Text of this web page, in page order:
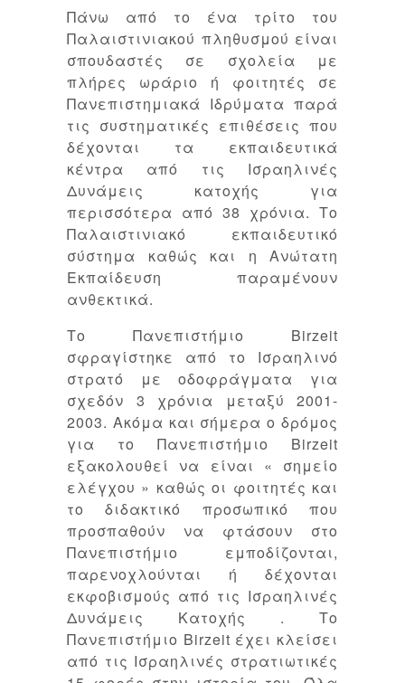
Πάνω από το ένα τρίτο του
Παλαιστινιακού πληθυσμού είναι
σπουδαστές σε σχολεία με
πλήρες ωράριο ή φοιτητές σε
Πανεπιστημιακά Ιδρύματα παρά
τις συστηματικές επιθέσεις που
δέχονται τα εκπαιδευτικά
κέντρα από τις Ισραηλινές
Δυνάμεις κατοχής για
περισσότερα από 38 χρόνια. Το
Παλαιστινιακό εκπαιδευτικό
σύστημα καθώς και η Ανώτατη
Εκπαίδευση παραμένουν
ανθεκτικά.
Το Πανεπιστήμιο Birzeit
σφραγίστηκε από το Ισραηλινό
στρατό με οδοφράγματα για
σχεδόν 3 χρόνια μεταξύ 2001-
2003. Ακόμα και σήμερα ο δρόμος
για το Πανεπιστήμιο Birzeit
εξακολουθεί να είναι « σημείο
ελέγχου » καθώς οι φοιτητές και
το διδακτικό προσωπικό που
προσπαθούν να φτάσουν στο
Πανεπιστήμιο εμποδίζονται,
παρενοχλούνται ή δέχονται
εκφοβισμούς από τις Ισραηλινές
Δυνάμεις Κατοχής . Το
Πανεπιστήμιο Birzeit έχει κλείσει
από τις Ισραηλινές στρατιωτικές